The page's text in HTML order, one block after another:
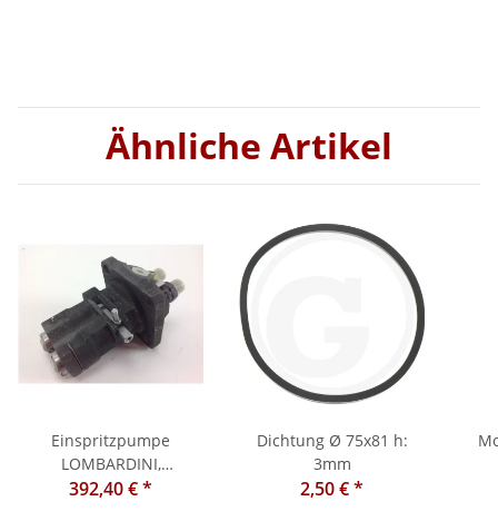
Ähnliche Artikel
Einspritzpumpe
LOMBARDINI,
LDA672,LDA832 904 914
392,40 €*
Dichtung Ø 75x81 h:
3mm
2,50 €*